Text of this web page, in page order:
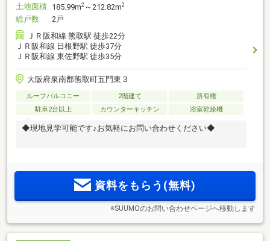
土地面積 185.99m2 ～212.82m2
総戸数
2戸
ＪＲ阪和線 熊取駅 徒歩22分
ＪＲ阪和線 日根野駅 徒歩37分
ＪＲ阪和線 東佐野駅 徒歩35分
大阪府泉南郡熊取町五門東３
ルーフバルコニー 2階建て
所有権
駐車2台以上
カウンターキッチン 浴室乾燥機
◆現地見学可能です♪お気軽にお問い合わせください◆
資料をもらう(無料)
※SUUMOのお問い合わせページへ移動します